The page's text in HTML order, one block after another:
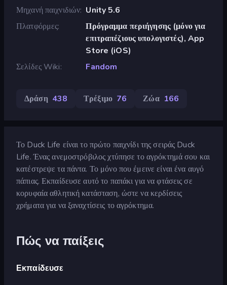
Μηχανή παιχνιδιών Unity 5.6
Πλατφόρμες
Πρόγραμμα περιήγησης (μόνο για
επιτραπέζιους υπολογιστές), App
Store (iOS)
Σελίδες Wiki
Fandom
Δράση 438 Τρέξιμο 76 Ζώα 166
Το Duck Life είναι το πρώτο παιχνίδι της σειράς Duck
Life. Ένας ανεμοστρόβιλος χτύπησε το αγρόκτημά σου και
κατέστρεψε τα πάντα. Το μόνο που έμεινε είναι ένα αυγό
πάπιας. Εκπαίδευσε αυτό το παπάκι για να φτάσεις σε
κορυφαία αθλητική κατάσταση, ώστε να κερδίσεις
χρήματα για να ξαναχτίσεις το αγρόκτημα.
Πώς να παίξεις
Εκπαίδευσε